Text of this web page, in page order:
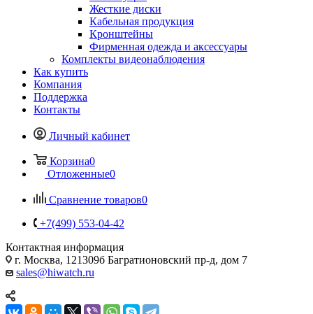
Жесткие диски
Кабельная продукция
Кронштейны
Фирменная одежда и аксессуары
Комплекты видеонаблюдения
Как купить
Компания
Поддержка
Контакты
Личный кабинет
Корзина0
Отложенные0
Сравнение товаров0
+7(499) 553-04-42
Контактная информация
г. Москва, 121309б Багратионовский пр-д, дом 7
sales@hiwatch.ru